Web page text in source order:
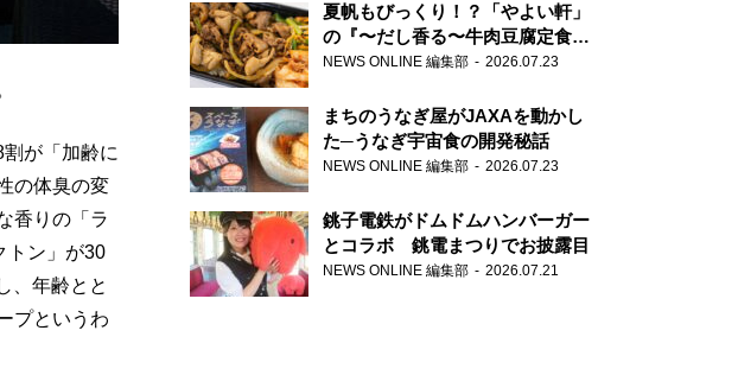
が「加齢に
の体臭の変
香りの「ラ
トン」が30
、年齢とと
プというわ
夏帆もびっくり！？「やよい軒」
の『〜だし香る〜牛肉豆腐定食』
が香り高すぎる
NEWS ONLINE 編集部 2026.07.23
まちのうなぎ屋がJAXAを動かし
た─うなぎ宇宙食の開発秘話
NEWS ONLINE 編集部 2026.07.23
銚子電鉄がドムドムハンバーガー
とコラボ 銚電まつりでお披露目
NEWS ONLINE 編集部 2026.07.21